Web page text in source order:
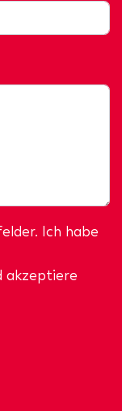
Ich habe
akzeptiere